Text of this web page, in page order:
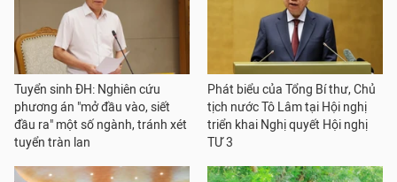
Tuyển sinh ĐH: Nghiên cứu
phương án "mở đầu vào, siết
đầu ra" một số ngành, tránh xét
tuyển tràn lan
Phát biểu của Tổng Bí thư, Chủ
tịch nước Tô Lâm tại Hội nghị
triển khai Nghị quyết Hội nghị
TƯ 3